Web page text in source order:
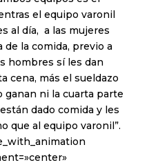
el equipo varonil
al día, a las mujeres
de la comida, previo a
hombres sí les dan
cena, más el sueldazo
ganan ni la cuarta parte
dado comida y les
que al equipo varonil”.